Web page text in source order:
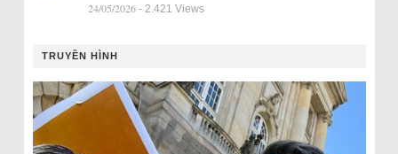
24/05/2026 - 2.421 Views
TRUYỀN HÌNH